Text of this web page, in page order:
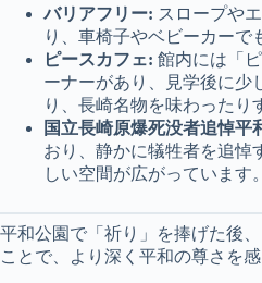
バリアフリー: スロープや
り、車椅子やベビーカーで
ピースカフェ: 館内には「
ーナーがあり、見学後に少
り、長崎名物を味わったり
国立長崎原爆死没者追悼平
おり、静かに犠牲者を追悼
しい空間が広がっています。
平和公園で「祈り」を捧げた後
ことで、より深く平和の尊さを